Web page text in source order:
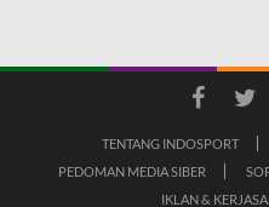
TENTANG INDOSPORT
PEDOMAN MEDIA SIBER
IKLAN &